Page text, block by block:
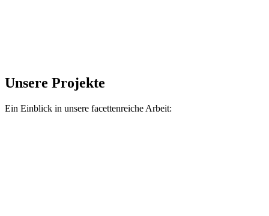
Unsere Projekte
Ein Einblick in unsere facettenreiche Arbeit: